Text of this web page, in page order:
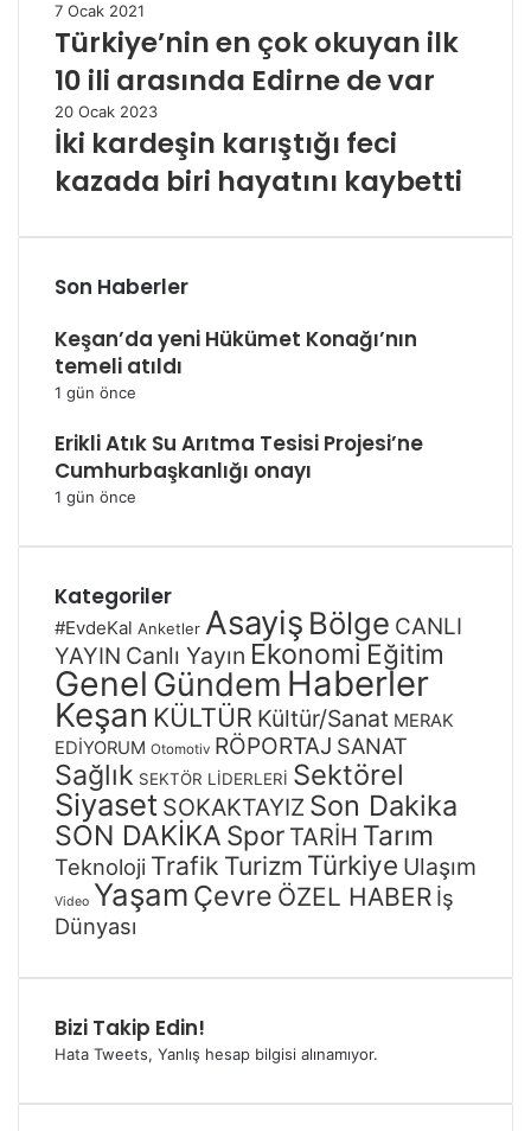
7 Ocak 2021
Türkiye’nin en çok okuyan ilk
10 ili arasında Edirne de var
20 Ocak 2023
İki kardeşin karıştığı feci
kazada biri hayatını kaybetti
Son Haberler
Keşan’da yeni Hükümet Konağı’nın
temeli atıldı
1 gün önce
Erikli Atık Su Arıtma Tesisi Projesi’ne
Cumhurbaşkanlığı onayı
1 gün önce
Kategoriler
#EvdeKal Anketler Asayiş Bölge CANLI
YAYIN Canlı Yayın Ekonomi Eğitim
Genel Gündem Haberler
Keşan KÜLTÜR Kültür/Sanat MERAK
EDİYORUM Otomotiv RÖPORTAJ SANAT
Sağlık SEKTÖR LİDERLERİ Sektörel
Siyaset SOKAKTAYIZ Son Dakika
SON DAKİKA Spor TARİH Tarım
Teknoloji Trafik Turizm Türkiye Ulaşım
Video Yaşam Çevre ÖZEL HABER İş
Dünyası
Bizi Takip Edin!
Hata Tweets, Yanlış hesap bilgisi alınamıyor.